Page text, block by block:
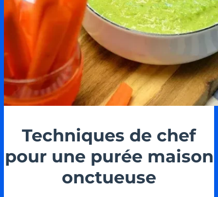
Techniques de chef
pour une purée maison
onctueuse